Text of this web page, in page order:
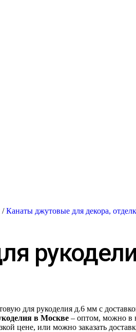
/Канаты джутовые для декора,
для рукоделия д.6 мм с
в Москве – оптом, можно в
цене, или можно заказать